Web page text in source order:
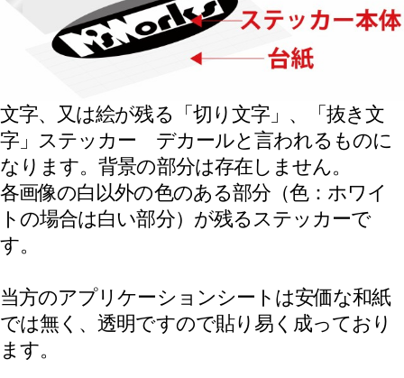
窓、車のボディ、バイクのカウル・タンク、
スーツケース、ノートパソコンなど固くツル
ツルした素材に張り付けが可能です。
貼り付け素材の詳しい内容は下記をご確認く
【透明シートはどうする？】
・貼り付け後は透明シート（アプリケーショ
ンシート）を剥がしてください。
・剥がす際に透明シートにステッカーを残さ
ない様ご注意ください。